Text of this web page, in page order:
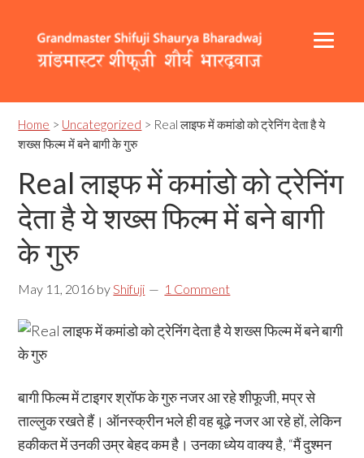
primary
content
footer
Header
Right
Main
navigation
Home > Uncategorized > Real लाइफ में कमांडो को ट्रेनिंग देता है ये
शख्स फिल्म में बने बागी के गुरु
Real लाइफ में कमांडो को ट्रेनिंग
देता है ये शख्स फिल्म में बने बागी
के गुरु
May 11, 2016 byShifuji 1 Comment
बागी फिल्म में टाइगर श्रॉफ के गुरु नजर आ रहे शीफूजी, मप्र से
ताल्लुक रखते हैं। ऑनस्क्रीन भले ही वह बूढ़े नजर आ रहे हों, लेकिन
हकीकत में उनकी उम्र बेहद कम है। उनका ध्येय वाक्य है, “मैं दुश्मन